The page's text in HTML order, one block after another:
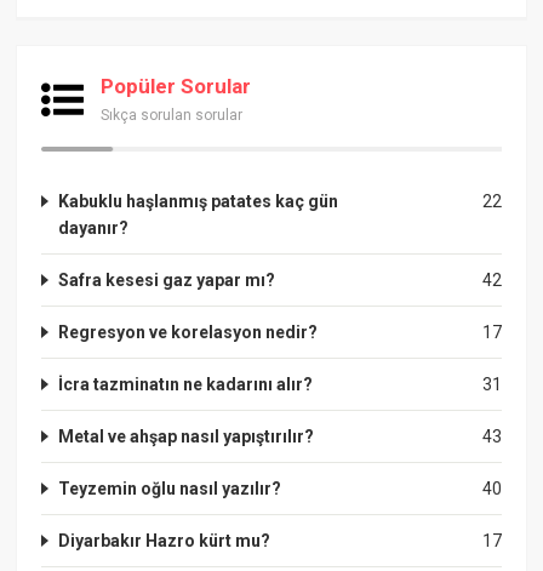
Popüler Sorular
Sıkça sorulan sorular
22
Kabuklu haşlanmış patates kaç gün
dayanır?
42
Safra kesesi gaz yapar mı?
17
Regresyon ve korelasyon nedir?
31
İcra tazminatın ne kadarını alır?
43
Metal ve ahşap nasıl yapıştırılır?
40
Teyzemin oğlu nasıl yazılır?
17
Diyarbakır Hazro kürt mu?